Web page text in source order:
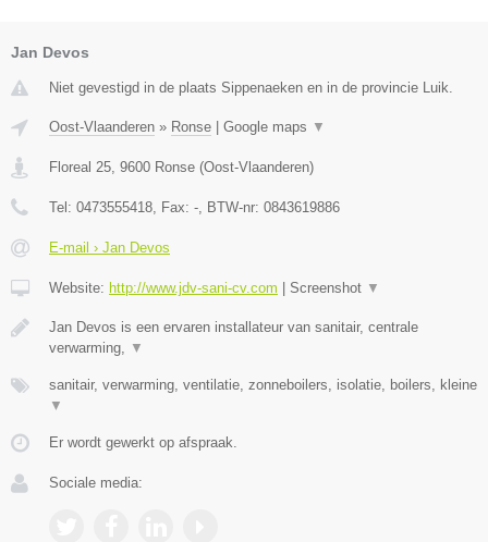
Jan Devos
Niet gevestigd in de plaats Sippenaeken en in de provincie Luik.
Oost-Vlaanderen » Ronse Google maps ▼
Floreal 25 9600 Ronse (Oost-Vlaanderen)
Tel: 0473555418 , Fax: - , BTW-nr: 0843619886
E-mail › Jan Devos
Website: http://www.jdv-sani-cv.com Screenshot ▼
Jan Devos is een ervaren installateur van sanitair, centrale
verwarming,
▼
sanitair, verwarming, ventilatie, zonneboilers, isolatie, boilers, kleine
▼
Er wordt gewerkt op afspraak.
Sociale media: